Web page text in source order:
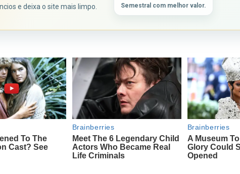
e deixa o site mais limpo.
Semestral com melhor valor.